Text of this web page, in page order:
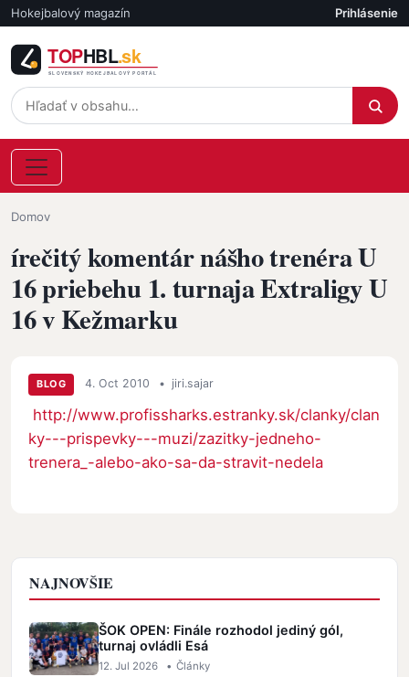
Skočiť na hlavný obsah
Hokejbalový magazín Účet
Prihlásenie
Omrvinka
Domov
írečitý komentár nášho trenéra U
16 priebehu 1. turnaja Extraligy U
16 v Kežmarku
BLOG 4. Oct 2010 • jiri.sajar
http://www.profissharks.estranky.sk/clanky/clan
ky---prispevky---muzi/zazitky-jedneho-
trenera_-alebo-ako-sa-da-stravit-nedela
NAJNOVŠIE
ŠOK OPEN: Finále rozhodol jediný gól,
turnaj ovládli Esá
12. Jul 2026 • Články